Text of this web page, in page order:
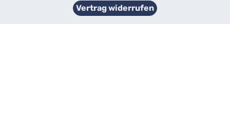
Vertrag widerrufen